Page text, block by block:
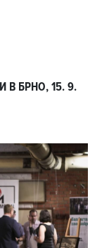
В БРНО, 15. 9.